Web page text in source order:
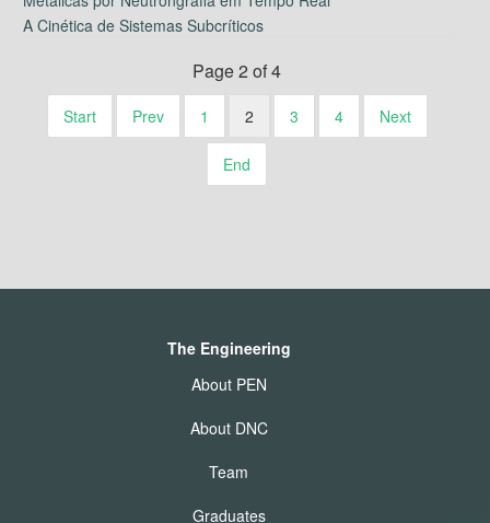
A Cinética de Sistemas Subcríticos
Page 2 of 4
Start Prev 1 2 3 4 Next
End
The Engineering
About PEN
About DNC
Team
Graduates